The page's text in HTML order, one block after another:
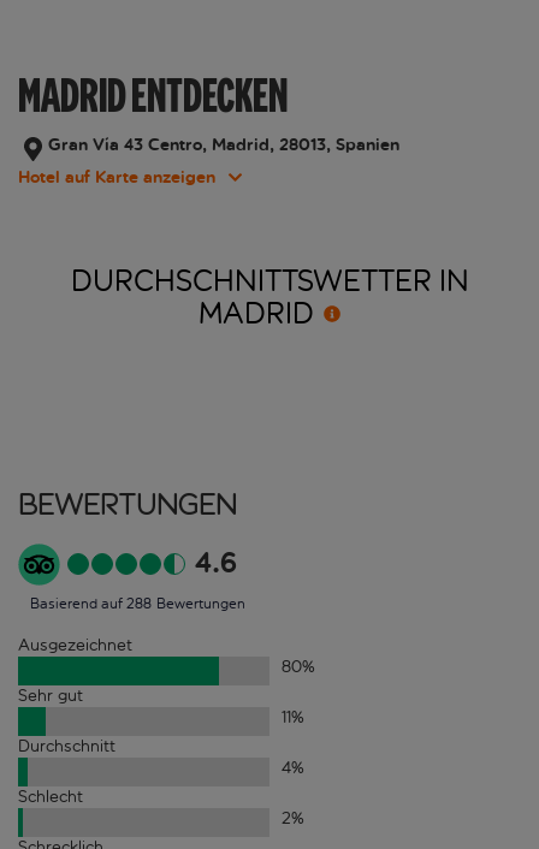
MADRID ENTDECKEN
Gran Vía 43 Centro, Madrid, 28013, Spanien
Hotel auf Karte anzeigen
DURCHSCHNITTSWETTER IN
MADRID
Bewertungen
4.6
Basierend auf 288 Bewertungen
Ausgezeichnet
80%
Sehr gut
11%
Durchschnitt
4%
Schlecht
2%